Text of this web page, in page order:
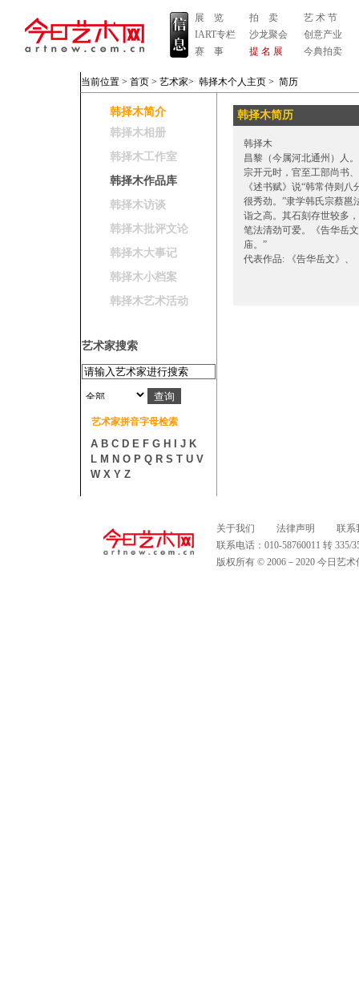
展 览
IART专栏
赛 事
拍 卖
沙龙聚会
提 名 展
艺 术 节
创意产业
今典拍卖
当前位置 > 首页 > 艺术家> 韩择木个人主页 > 简历
韩择木简介
韩择木相册
韩择木工作室
韩择木作品库
韩择木访谈
韩择木批评文论
韩择木大事记
韩择木小档案
韩择木艺术活动
艺术家搜索
艺术家拼音字母检索
A B C D E F G H J K
L M N O P Q R S T U V
W X Y Z
韩择木简历
韩择木
昌黎（今属河北通州）人
宗开元时，官至工部尚书
《述书赋》说“韩常侍则
很秀劲。”隶学韩氏宗蔡邕
诣之高。其石刻存世较多
笔法清劲可爱。《告华岳
庙。”
代表作品: 《告华岳文》、
关于我们 法律声明
联系
联系电话：010-58760011 转
版权所有 © 2006－2020 今日艺